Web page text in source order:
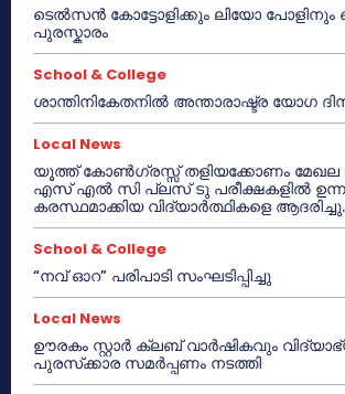
ടെൽസൻ കോട്ടോളിക്കും ലിയോ
പുരസ്കാരം
School & College
ശാന്തിനികേതനിൽ അന്താരാഷ്ട്ര യോഗ
Local News
യൂത്ത് കോൺഗ്രസ്സ് തളിയക്കോണം മേഖല
എസ് എൽ സി പ്ലസ് ടു പരീക്ഷകളിൽ
കരസ്ഥമാക്കിയ വിദ്യാർത്ഥികളെ ആദരിച്ചു.
School & College
“നവ് ഓറ” പരിപാടി സംഘടിപ്പിച്ചു
Local News
ഊരകം സ്റ്റാർ ക്ലബ് വാർഷികവും
പുരസ്‌ക്കാര സമർപ്പണം നടത്തി